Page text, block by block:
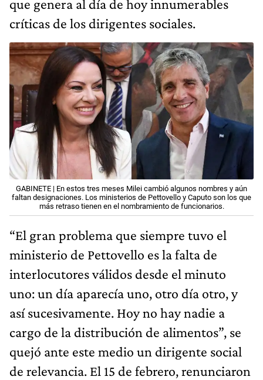
que genera al día de hoy innumerables
críticas de los dirigentes sociales.
GABINETE | En estos tres meses Milei cambió algunos nombres y aún
faltan designaciones. Los ministerios de Pettovello y Caputo son los que
más retraso tienen en el nombramiento de funcionarios.
“El gran problema que siempre tuvo el
ministerio de Pettovello es la falta de
interlocutores válidos desde el minuto
uno: un día aparecía uno, otro día otro, y
así sucesivamente. Hoy no hay nadie a
cargo de la distribución de alimentos”, se
quejó ante este medio un dirigente social
de relevancia. El 15 de febrero, renunciaron